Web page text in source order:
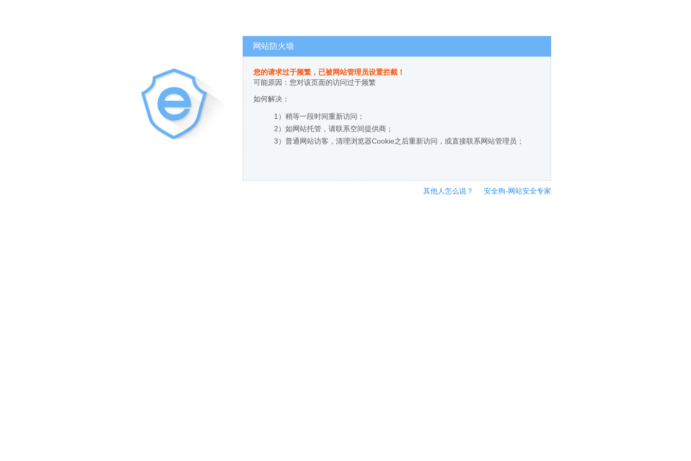
网站防火墙
您的请求过于频繁，已被网站管理员设置拦截！
可能原因：您对该页面的访问过于频繁
如何解决：
1）稍等一段时间重新访问；
2）如网站托管，请联系空间提供商；
3）普通网站访客，清理浏览器Cookie之后重新访问，或直接联系网站管理员；
其他人怎么说？ 安全狗-网站安全专家